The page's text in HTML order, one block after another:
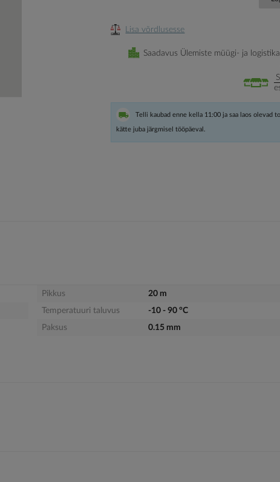
Lisa võrdlusesse
Saadavus Ülemiste müügi- ja
Telli kaubad enne kella 11:00 ja saa laos olevad
kätte juba järgmisel tööpäeval.
Pikkus
20 m
Temperatuuri taluvus
-10 - 90 °C
Paksus
0.15 mm